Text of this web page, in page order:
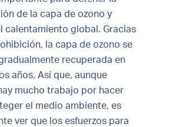
de la capa de ozono y
calentamiento global. Gracias
la capa de ozono se
recuperada en
años. Así que, aunque
mucho trabajo por hacer
el medio ambiente, es
ver que los esfuerzos para